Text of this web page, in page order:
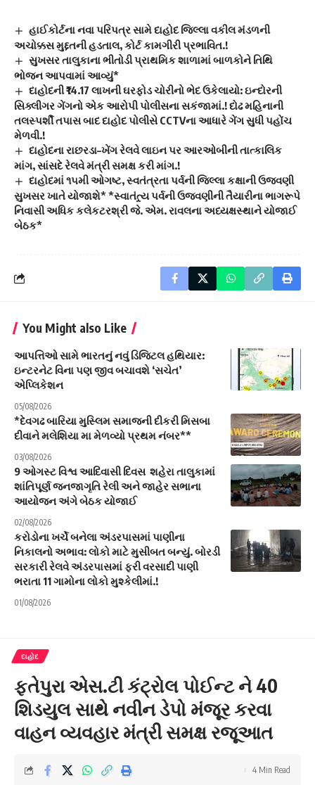
હાઈકોર્ટના નવા પરિપત્ર સામે દાહોદ જિલ્લા વકીલ મંડળની
અચોક્કસ મુદ્દતની હડતાલ, કોર્ટ કામગીરી પ્રભાવિત.!
સુખસર તાલુકાના ભીતોડી પ્રાથમિક શાળામાં બાળકોને તિથિ
ભોજન આપવામાં આવ્યું*
દાહોદની ₹14.17 લાખની ઘરફોડ ચોરીનો ભેદ ઉકેલાયો: ઇન્દોરની
સિક્લીગર ગેંગનો એક આરોપી પોલીસના સકંજામાં.! દોઢ મહિનાની
તલસ્પર્શી તપાસ બાદ દાહોદ પોલીસે CCTVના આધારે ગેંગ સુધી પહોંચ
મેળવી.!
દાહોદના રાછરડા–ખેંગ રેલવે લાઇન પર આરઓબીની તાત્કાલિક
માંગ, સાંસદે રેલવે મંત્રી સમક્ષ કરી માંગ.!
દાહોદમાં ૧૫મી ઓગષ્ટ, સ્વતંત્રતા પર્વની જિલ્લા કક્ષાની ઉજવણી
સુખસર ખાતે યોજાશે* *સ્વાતંત્ર્ય પર્વની ઉજવણીની તૈયારીના ભાગરૂપે
નિવાસી અધિક કલેકટરશ્રી જે. એમ. રાવલના અધ્યક્ષસ્થાને યોજાઈ
બેઠક*
You Might also Like
આપત્તિઓ સામે ભારતનું નવું ડિજિટલ હથિયાર:
ઇન્ટરનેટ વિના પણ જીવ બચાવશે ‘સચેત’
એપ્લિકેશન
05/08/2026
*દેવગઢ બારિયા મુસ્લિમ સમાજની દીકરી મિસબા
દીવાને મલેશિયા મા મેળવ્યો પ્રથમ નંબર**
03/08/2026
9 ઓગસ્ટ વિશ્વ આદિવાસી દિવસ શહેરા તાલુકામાં
શાંતિપૂર્ણ જનજાગૃતિ રેલી અને જાહેર સભાના
આયોજન અંગે બેઠક યોજાઈ
02/08/2026
કરોડોના ખર્ચે બનેલા અંડરપાસમાં પાણીના
નિકાલનો અભાવ: લોકો માટે મુસીબત બન્યું. બોરડી
સરકારી રેલવે અંડરપાસમાં ફરી વરસાદી પાણી
ભરાતા 11 ગામોના લોકો મુશ્કેલીમાં.!
01/08/2026
દાહોદ
ફતેપુરા એસ.ટી કંટ્રોલ પોઈન્ટ ને 40
શિડયુલ સાથે નવીન ડેપો મંજૂર કરવા
વાહન વ્યવહાર મંત્રી સમક્ષ રજૂઆત
4 Min Read